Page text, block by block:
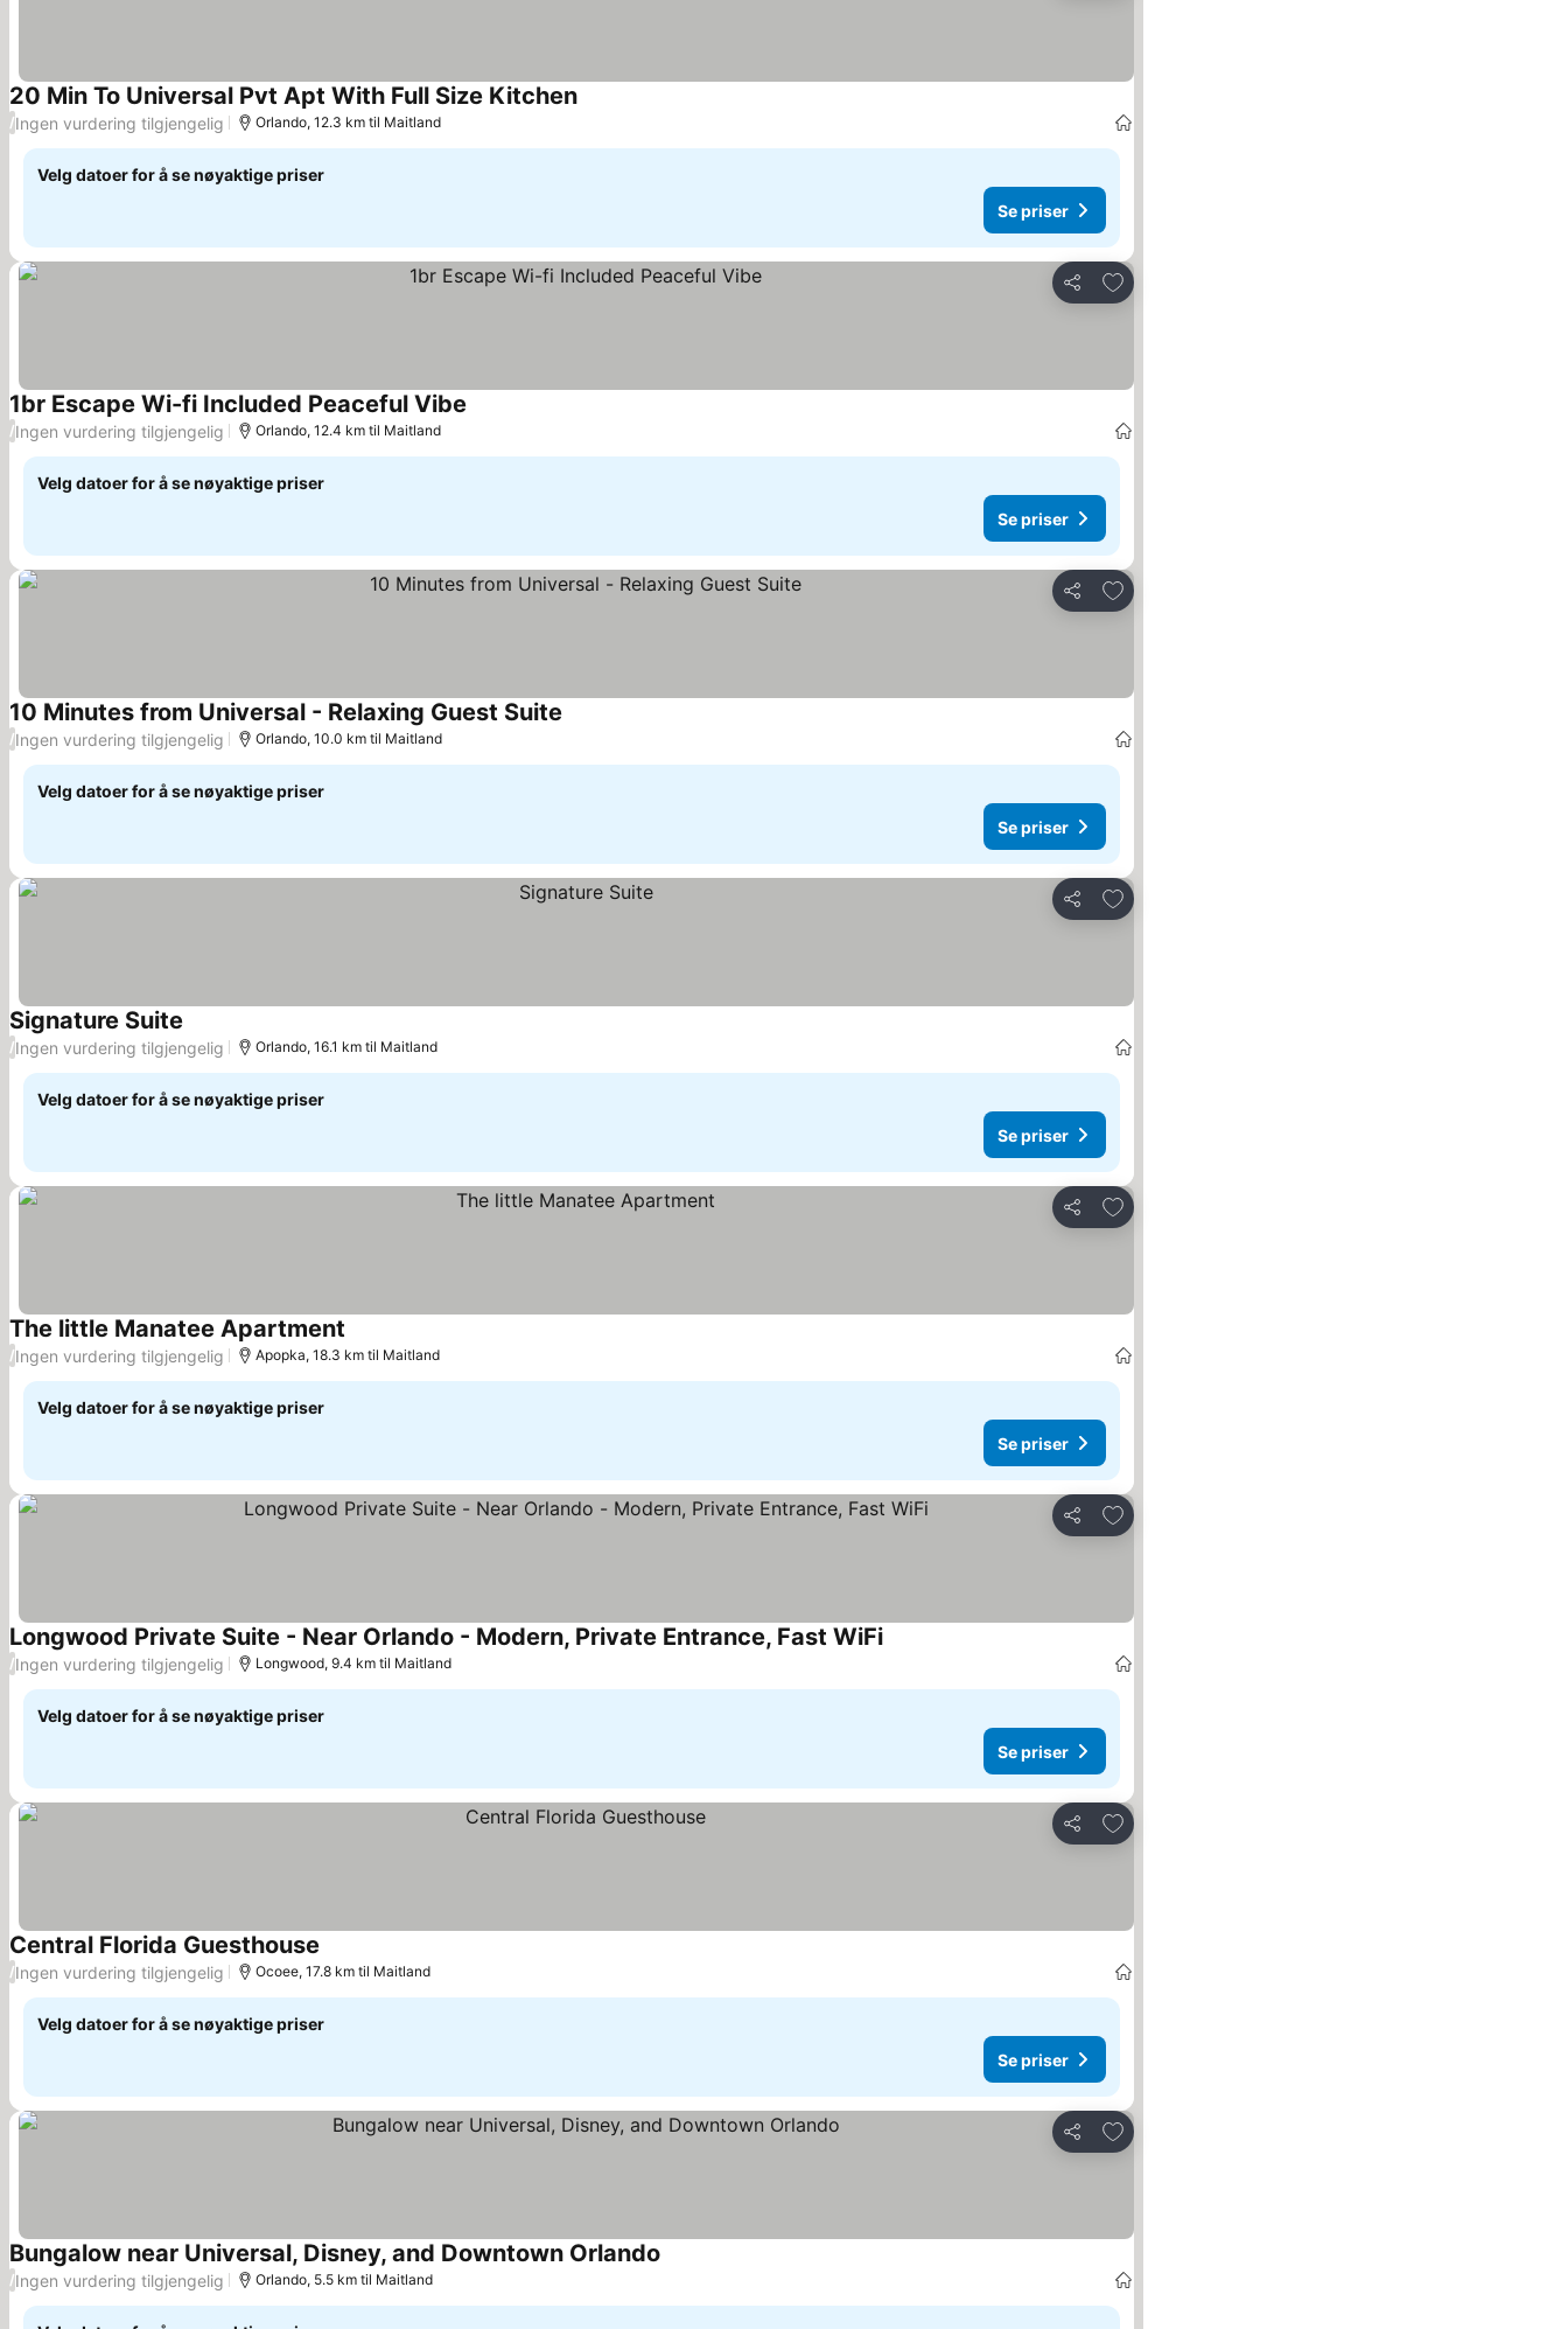
20 Min To Universal Pvt Apt With Full Size KitchenSe priser
/Ingen vurdering tilgjengelig Orlando, 12.3 km til Maitland
Velg datoer for å se nøyaktige priser
Se priser
Del
Legg til i favoritter
1br Escape Wi-fi Included Peaceful Vibe
/Ingen vurdering tilgjengelig Orlando, 12.4 km til Maitland
Velg datoer for å se nøyaktige priser
Se priser
Del
Legg til i favoritter
10 Minutes from Universal - Relaxing Guest Suite
/Ingen vurdering tilgjengelig Orlando, 10.0 km til Maitland
Velg datoer for å se nøyaktige priser
Se priser
Del
Legg til i favoritter
Signature Suite Se priser
/Ingen vurdering tilgjengelig Orlando, 16.1 km til Maitland
Velg datoer for å se nøyaktige priser
Se priser
Del
Legg til i favoritter
The little Manatee Apartment
/Ingen vurdering tilgjengelig Apopka, 18.3 km til Maitland
Velg datoer for å se nøyaktige priser
Se priser
Del
Legg til i favoritter
Longwood Private Suite - Near Orlando - Modern, Private Entrance, Fast WiFiSe priser
/Ingen vurdering tilgjengelig Longwood, 9.4 km til Maitland
Velg datoer for å se nøyaktige priser
Se priser
Del
Legg til i favoritter
Central Florida Guesthouse
/Ingen vurdering tilgjengelig Ocoee, 17.8 km til Maitland
Velg datoer for å se nøyaktige priser
Se priser
Del
Legg til i favoritter
Bungalow near Universal, Disney, and Downtown Orlando
/Ingen vurdering tilgjengelig Orlando, 5.5 km til Maitland